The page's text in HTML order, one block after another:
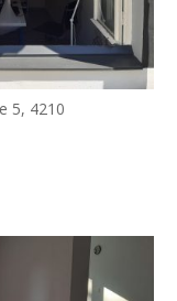
5, 4210